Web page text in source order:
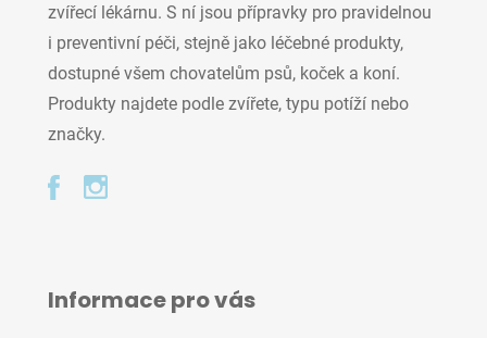
zvířecí lékárnu. S ní jsou přípravky pro pravidelnou
i preventivní péči, stejně jako léčebné produkty,
dostupné všem chovatelům psů, koček a koní.
Produkty najdete podle zvířete, typu potíží nebo
značky.
Informace pro vás